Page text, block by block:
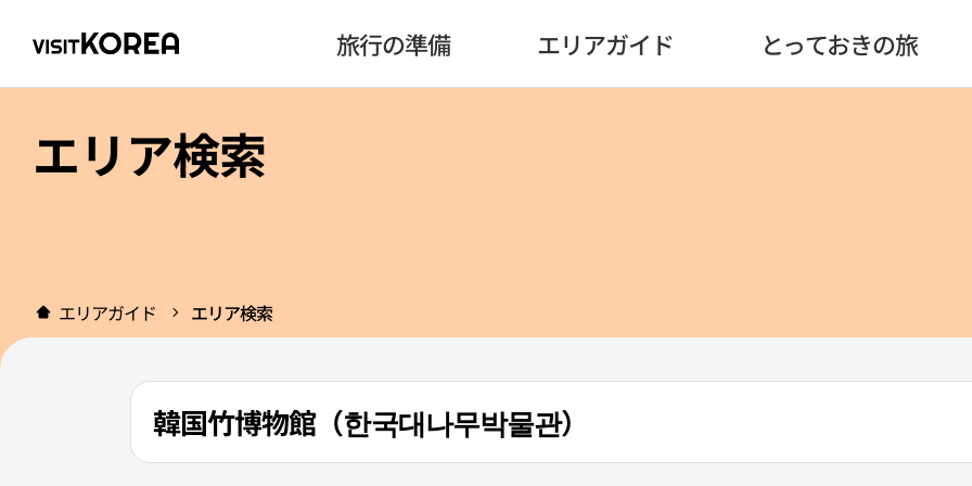
旅行の準備 エリアガイド とっておきの旅
エリア検索
エリアガイド エリア検索
韓国竹博物館（한국대나무박물관）